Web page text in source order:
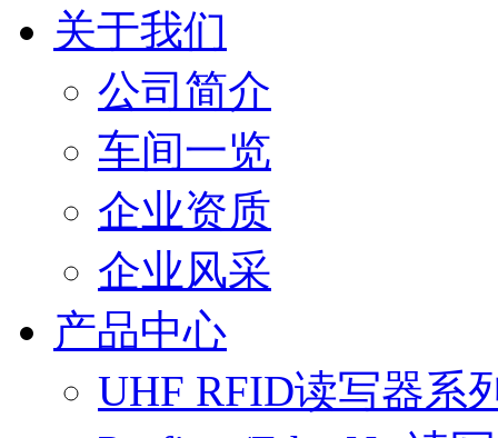
关于我们
公司简介
车间一览
企业资质
企业风采
产品中心
UHF RFID读写器系